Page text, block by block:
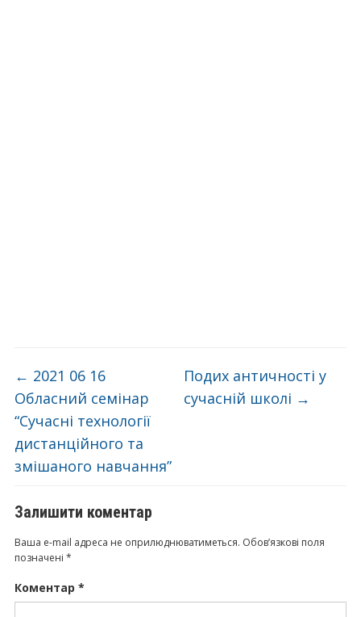
← 2021 06 16
Обласний семінар
“Сучасні технології
дистанційного та
змішаного навчання”
Подих античності у
сучасній школі →
Залишити коментар
Ваша e-mail адреса не оприлюднюватиметься. Обов’язкові поля
позначені *
Коментар *